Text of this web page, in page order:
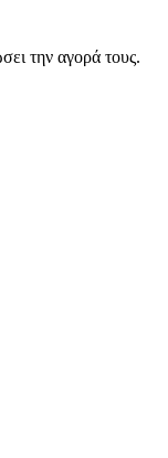
την αγορά τους.